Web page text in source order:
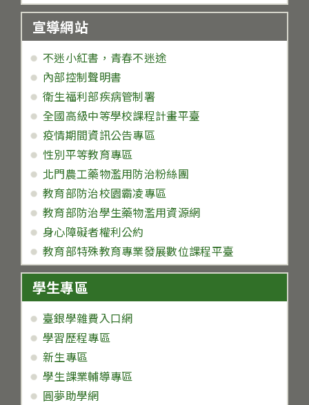
宣導網站
不迷小紅書，青春不迷途
內部控制聲明書
衛生福利部疾病管制署
全國高級中等學校課程計畫平臺
疫情期間資訊公告專區
性別平等教育專區
北門農工藥物濫用防治粉絲團
教育部防治校園霸凌專區
教育部防治學生藥物濫用資源網
身心障礙者權利公約
教育部特殊教育專業發展數位課程平臺
學生專區
臺銀學雜費入口網
學習歷程專區
新生專區
學生課業輔導專區
圓夢助學網